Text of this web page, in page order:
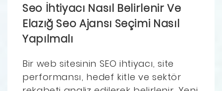
Seo İhtiyacı Nasıl Belirlenir Ve
Elazığ Seo Ajansı Seçimi Nasıl
Yapılmalı
Bir web sitesinin SEO ihtiyacı, site
performansı, hedef kitle ve sektör